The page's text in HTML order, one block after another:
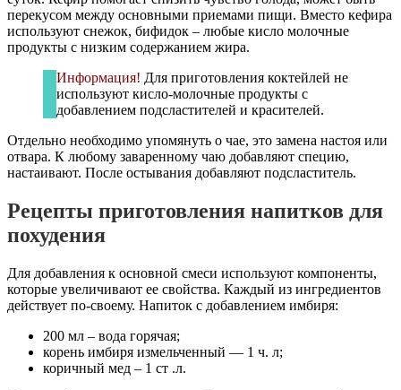
перекусом между основными приемами пищи. Вместо кефира
используют снежок, бифидок – любые кисло молочные
продукты с низким содержанием жира.
Информация! Для приготовления коктейлей не
используют кисло-молочные продукты с
добавлением подсластителей и красителей.
Отдельно необходимо упомянуть о чае, это замена настоя или
отвара. К любому заваренному чаю добавляют специю,
настаивают. После остывания добавляют подсластитель.
Рецепты приготовления напитков для
похудения
Для добавления к основной смеси используют компоненты,
которые увеличивают ее свойства. Каждый из ингредиентов
действует по-своему. Напиток с добавлением имбиря:
200 мл – вода горячая;
корень имбиря измельченный — 1 ч. л;
коричный мед – 1 ст .л.